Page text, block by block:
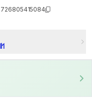
726805415084